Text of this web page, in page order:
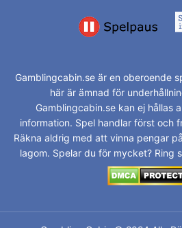
Gamblingcabin.se är en oberoende
här är ämnad för
Gamblingcabin.se kan ej hållas
information. Spel handlar först och
Räkna aldrig med att vinna pengar
lagom. Spelar du för mycket? Ring